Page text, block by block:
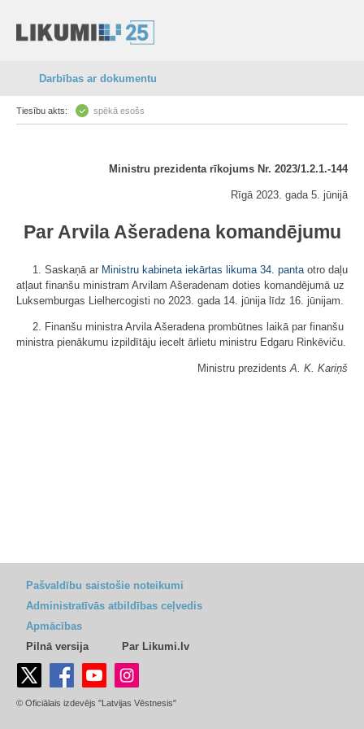
Darbības ar dokumentu
Tiesību akts: spēkā esošs
Ministru prezidenta rīkojums Nr. 2023/1.2.1.-144
Rīgā 2023. gada 5. jūnijā
Par Arvila Ašeradena komandējumu
1. Saskaņā ar Ministru kabineta iekārtas likuma 34. pantaotro daļu
atļaut finanšu ministram Arvilam Ašeradenam doties komandējumā uz
Luksemburgas Lielhercogisti no 2023. gada 14. jūnija līdz 16. jūnijam.
2. Finanšu ministra Arvila Ašeradena prombūtnes laikā par finanšu
ministra pienākumu izpildītāju iecelt ārlietu ministru Edgaru Rinkēviču.
Ministru prezidentsA. K. Kariņš
Pašvaldību saistošie noteikumi
Administratīvās atbildības ceļvedis
Apmācības
Pilnā versija
Par Likumi.lv
© Oficiālais izdevējs "Latvijas Vēstnesis"